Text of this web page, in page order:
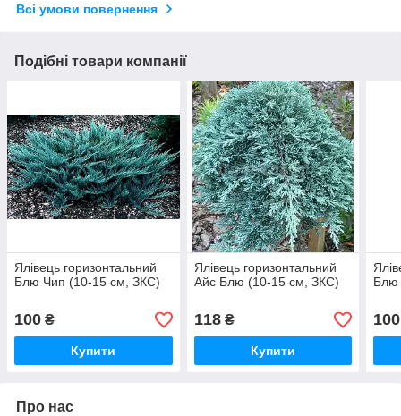
Всі умови повернення
Подібні товари компанії
Ялівець горизонтальний
Блю Чип (10-15 см, ЗКС)
100 ₴
Купити
Ялівець горизонтальний
Айс Блю (10-15 см, ЗКС)
118₴
Купити
Блю
100
Про нас